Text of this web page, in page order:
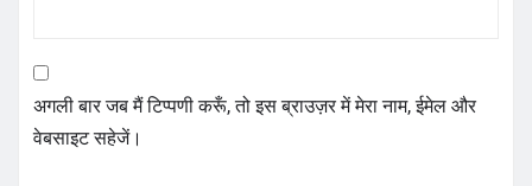
अगली बार जब मैं टिप्पणी करूँ, तो इस ब्राउज़र में मेरा नाम, ईमेल और
वेबसाइट सहेजें।